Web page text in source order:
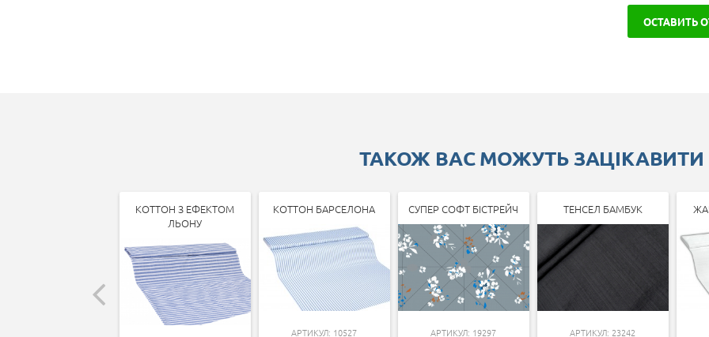
ОСТАВИТЬ
ТАКОЖ ВАС МОЖУТЬ ЗАЦІКАВИТИ
КОТТОН З ЕФЕКТОМ
ЛЬОНУ
КОТТОН БАРСЕЛОНА
АРТИКУЛ: 10527
СУПЕР СОФТ БІСТРЕЙЧ
АРТИКУЛ: 19297
ТЕНСЕЛ БАМБУК
АРТИКУЛ: 23242